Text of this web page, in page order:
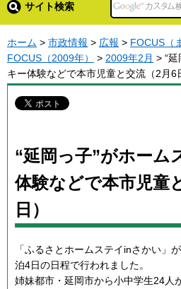
サイト検索
ホーム > 市政情報 > 広報 > FOCUS（
FOCUS（2009年）
> 2009年2月 > “
キー体験などで本市児童と交流（2月6
“延岡っ子”がホー
体験などで本市児童
日）
「ふるさとホームステイinさかい」
泊4日の日程で行われました。
姉妹都市・延岡市から小中学生24人